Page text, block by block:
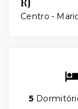
Centro -
5